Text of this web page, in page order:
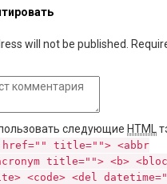
will not be published.
следующие HTML
href="" title=""> <abbr
title=""> <b>
<code> <del